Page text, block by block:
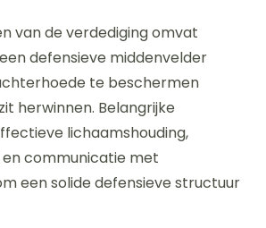
van de verdediging omvat
defensieve middenvelder
te beschermen
herwinnen. Belangrijke
lichaamshouding,
communicatie met
een solide defensieve structuur